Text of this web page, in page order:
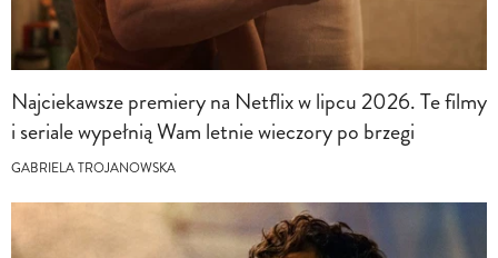
Najciekawsze premiery na Netflix w lipcu 2026. Te filmy
i seriale wypełnią Wam letnie wieczory po brzegi
GABRIELA TROJANOWSKA